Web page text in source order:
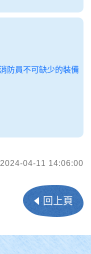
2024-04-11 14:06:00
回上頁